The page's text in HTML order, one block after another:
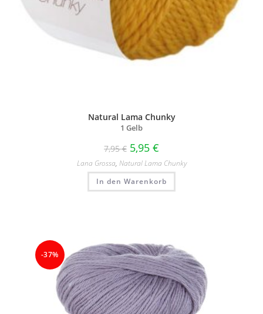
Natural Lama Chunky
1 Gelb
7,95€ 5,95 €
Lana Grossa, Natural Lama Chunky
In den Warenkorb
-37%